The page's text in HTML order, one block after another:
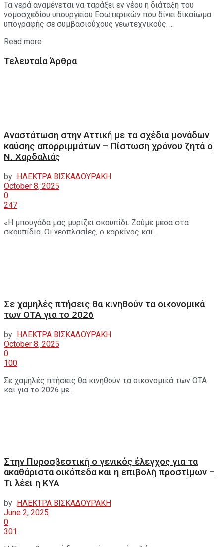
Τα νερά αναμένεται να ταράξει εν νέου η διάταξη του
νομοσχεδίου υπουργείου Εσωτερικών που δίνει δικαίωμα
υπογραφής σε συμβασιούχους γεωτεχνικούς. ...
Read more
Τελευταία Άρθρα
Αναστάτωση στην Αττική με τα σχέδια μονάδων
καύσης απορριμμάτων – Πίστωση χρόνου ζητά ο
Ν. Χαρδαλιάς
by
ΗΛΕΚΤΡΑ ΒΙΣΚΑΔΟΥΡΑΚΗ
October 8, 2025
0
247
«Η μπουγάδα μας μυρίζει σκουπίδι. Ζούμε μέσα στα
σκουπίδια. Οι νεοπλασίες, ο καρκίνος και...
Σε χαμηλές πτήσεις θα κινηθούν τα οικονομικά
των ΟΤΑ για το 2026
by ΗΛΕΚΤΡΑ ΒΙΣΚΑΔΟΥΡΑΚΗ
October 8, 2025
0
100
Σε χαμηλές πτήσεις θα κινηθούν τα οικονομικά των ΟΤΑ
και για το 2026 με...
Στην Πυροσβεστική ο γενικός έλεγχος για τα
ακαθάριστα οικόπεδα και η επιβολή προστίμων –
Τι λέει η ΚΥΑ
by ΗΛΕΚΤΡΑ ΒΙΣΚΑΔΟΥΡΑΚΗ
June 2, 2025
0
301